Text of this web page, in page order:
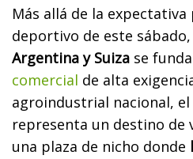
Más allá de la
deportivo de este
Argentina y Suiza se
comercial de alta
agroindustrial nacional,
representa un destino de
una plaza de nicho donde